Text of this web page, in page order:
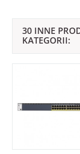
30 INNE
KATEGORII: